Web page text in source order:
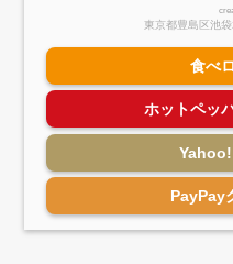
東京都豊島区池
食べ
ホットペッ
Yahoo!
PayPay